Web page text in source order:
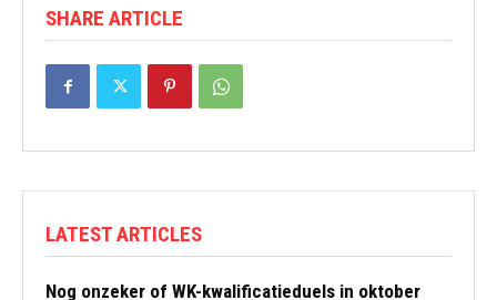
SHARE ARTICLE
LATEST ARTICLES
Nog onzeker of WK-kwalificatieduels in oktober